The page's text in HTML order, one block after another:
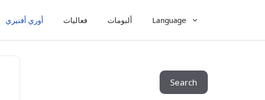
أوري أفنيري فعاليات ألبومات Language
Search